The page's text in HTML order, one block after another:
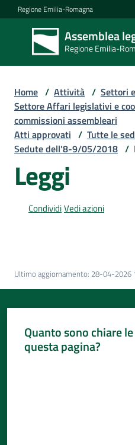
Vai al contenuto
Vai alla navigazione
Vai al footer
Regione Emilia-Romagna
Assemblea
Regione Emilia-
Assemblea
legislativa
Regione Emilia-
Assemblea
Attività
Per
Per
cittadini
Home / Attività / Settori
Settore Affari legislativi e
commissioni assembleari
Atti approvati / Tutte le
Sedute dell'8-9/05/2018 /
Leggi
CondividiVedi azioni
Ultimo aggiornamento: 28-04-2026
Quanto sono chiare
questa pagina?